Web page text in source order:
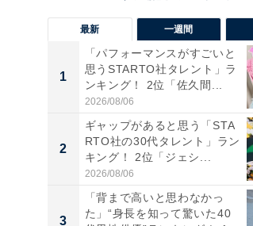
最新 一週間
1
「パフォーマンスがすごいと
思うSTARTO社タレント」ラ
ンキング！ 2位「佐久間...
2026/08/06
2
ギャップがあると思う「STA
RTO社の30代タレント」ラン
キング！ 2位「ジェシ...
2026/08/06
3
「背まで高いと思わなかっ
た」“身長を知って驚いた40